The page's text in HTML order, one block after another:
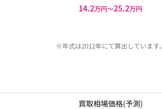
14.2万円〜25.2万円
※年式は2012年にて算出しています。
買取相場価格(予測)